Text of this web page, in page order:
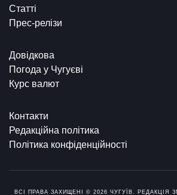
Статті
Прес-релізи
Довідкова
Погода у Чугуєві
Курс валют
Контакти
Редакційна політика
Політика конфіденційності
ВСІ ПРАВА ЗАХИЩЕНІ © 2026 ЧУГУЇВ. РЕДАКЦІЯ